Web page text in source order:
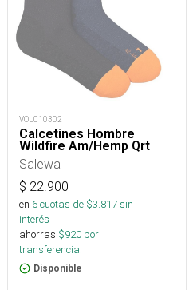
VOL010302
Calcetines Hombre
Wildfire Am/Hemp Qrt
Salewa
$ 22.900
en 6cuotas de $3.817sin
interés
ahorras $920 por
transferencia.
Disponible